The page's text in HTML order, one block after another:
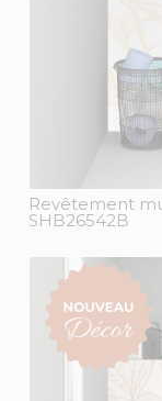
Revêtement
SHB26542B